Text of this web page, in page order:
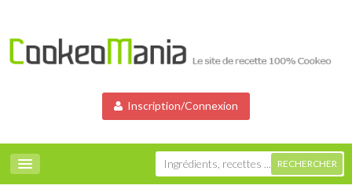
Inscription/Connexion